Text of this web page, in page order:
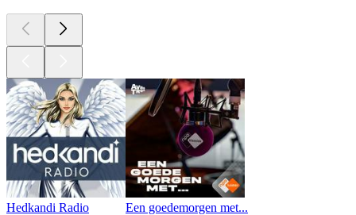
Hedkandi Radio Een goedemorgen met...